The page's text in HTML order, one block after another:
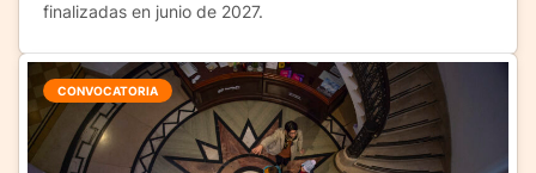
finalizadas en junio de 2027.
CONVOCATORIA